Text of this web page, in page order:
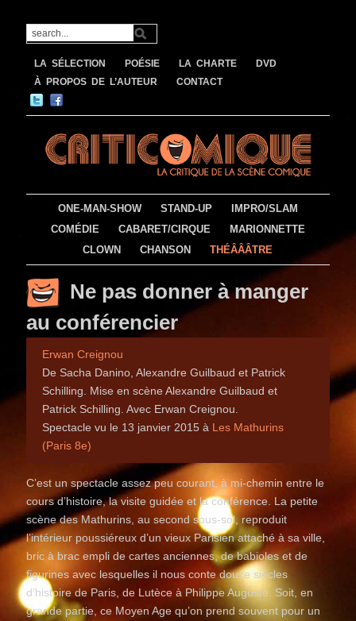
LA SÉLECTION POÉSIE LA CHARTE
DVD
À PROPOS DE L’AUTEUR
CONTACT
ONE-MAN-SHOW STAND-UP
IMPRO/SLAM
COMÉDIE
CABARET/CIRQUE
MARIONNETTE
CLOWN
CHANSON THÉÂÂÂTRE
Ne pas donner à manger
au conférencier
Erwan Creignou
De Sacha Danino, Alexandre Guilbaud et Patrick
Schilling. Mise en scène Alexandre Guilbaud et
Patrick Schilling. Avec Erwan Creignou.
Spectacle vu le 13 janvier 2015 à Les Mathurins
(Paris 8e)
C’est un spectacle assez peu courant, à mi-chemin entre le
cours d’histoire, la visite guidée et la conférence. La petite
scène des Mathurins, au second sous-sol, reproduit
l’intérieur poussiéreux d’un vieux Parisien attaché à sa ville,
bric à brac empli de cartes anciennes, de babioles et de
figurines avec lesquelles il nous conte douze siècles
d’histoire de Paris, de Lutèce à Philippe Auguste. Soit, en
grande partie, ce Moyen Age qu’on prend souvent pour un